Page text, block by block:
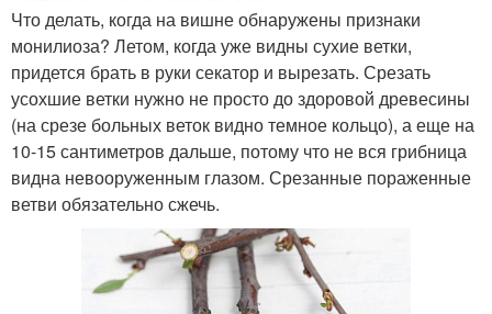
Что делать, когда на вишне обнаружены признаки
монилиоза? Летом, когда уже видны сухие ветки,
придется брать в руки секатор и вырезать. Срезать
усохшие ветки нужно не просто до здоровой древесины
(на срезе больных веток видно темное кольцо), а еще на
10-15 сантиметров дальше, потому что не вся грибница
видна невооруженным глазом. Срезанные пораженные
ветви обязательно сжечь.